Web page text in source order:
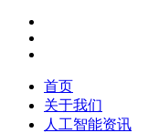
首页
关于我们
人工智能资讯